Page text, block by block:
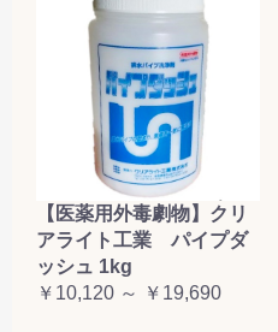
【医薬用外毒劇物】クリ
アライト工業 パイプダ
ッシュ 1kg
￥10,120 ～ ￥19,690